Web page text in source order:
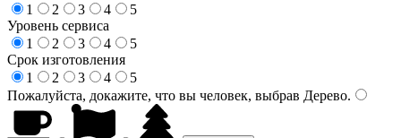
1
2 3 4
5
Уровень сервиса
1
2 3 4
5
Срок изготовления
1
2 3 4
5
Пожалуйста, докажите, что вы человек, выбрав Дерево.